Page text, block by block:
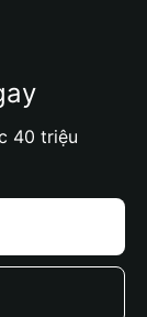
40 triệu